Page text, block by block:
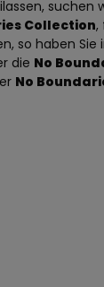
Collection,
so haben
die No
No